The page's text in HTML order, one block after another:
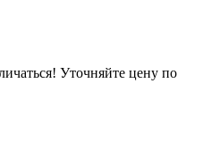
Уточняйте цену по